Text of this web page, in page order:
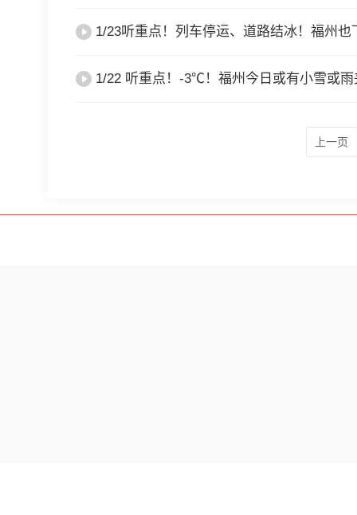
1/23听重点！列车停运、道路结冰！福州也
1/22 听重点！-3℃！福州今日或有小雪或雨
上一页